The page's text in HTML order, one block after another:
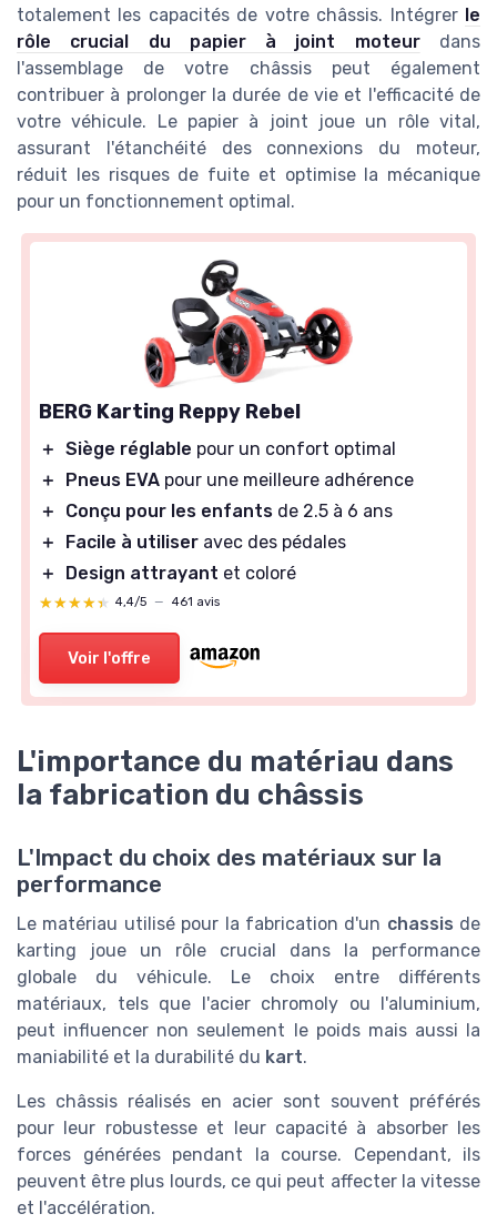
totalement les capacités de votre châssis. Intégrer le
rôle crucial du papier à joint moteurdans
l'assemblage de votre châssis peut également
contribuer à prolonger la durée de vie et l'efficacité de
votre véhicule. Le papier à joint joue un rôle vital,
assurant l'étanchéité des connexions du moteur,
réduit les risques de fuite et optimise la mécanique
pour un fonctionnement optimal.
BERG Karting Reppy Rebel
＋ Siège réglable pour un confort optimal
＋
Pneus EVA pour une meilleure adhérence
＋
Conçu pour les enfants de 2.5 à 6 ans
＋
Facile à utiliser avec des pédales
＋
Design attrayant et coloré
★★★★★
★★★★★ 4,4/5 — 461 avis
Voir l'offre
L'importance du matériau dans
la fabrication du châssis
L'Impact du choix des matériaux sur la
performance
Le matériau utilisé pour la fabrication d'un chassis de
karting joue un rôle crucial dans la performance
globale du véhicule. Le choix entre différents
matériaux, tels que l'acier chromoly ou l'aluminium,
peut influencer non seulement le poids mais aussi la
maniabilité et la durabilité du kart.
Les châssis réalisés en acier sont souvent préférés
pour leur robustesse et leur capacité à absorber les
forces générées pendant la course. Cependant, ils
peuvent être plus lourds, ce qui peut affecter la vitesse
et l'accélération.